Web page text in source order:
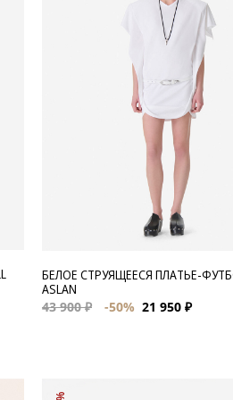
БЕЛОЕ СТРУЯЩЕЕСЯ ПЛАТЬЕ-
ASLAN
43 900 ₽
-50% 21 950 ₽